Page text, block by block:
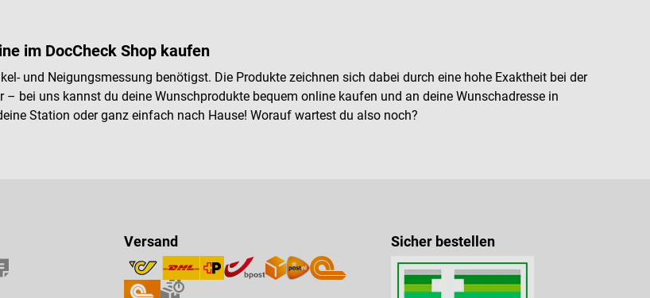
im DocCheck Shop kaufen
und Neigungsmessung benötigst. Die Produkte zeichnen sich dabei durch eine hohe Exaktheit bei der
bei uns kannst du deine Wunschprodukte bequem online kaufen und an deine Wunschadresse in
Station oder ganz einfach nach Hause! Worauf wartest du also noch?
Versand Sicher bestellen